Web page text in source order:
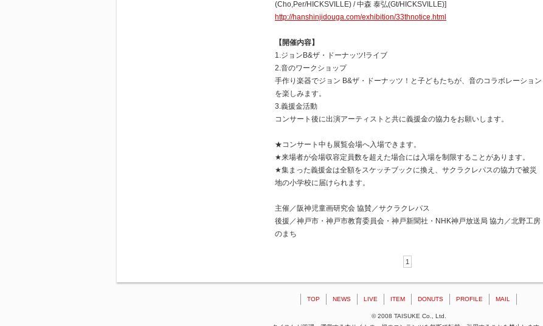
(Cho,Per/HICKSVILLE) / 中森 泰弘(Gt/HICKSVILLE)]
http://hanshinjidouga.com/exhibition/33thnotice.html
【開催内容】
1.ジョンB&ザ・ドーナッツ!ライブ
2.音のワークショップ
手作り楽器でジョン B&ザ・ドーナッツ！と子どもたちが、音のコラボレーション
を楽しみます。
3.義援金活動
コンサート後に出演アーティストと共に義援金の協力をお願いします。
★コンサート中も展覧会場へ入場できます。
★来場者が会場収容定員数を超えた場合には入場を制限することがあります。
★集まった義援金は全額をスケッチブックに換え、サクラクレパスの協力で被災
地の小学校に届けられます。
主催／阪神児童画研究会 協賛／サクラクレパス
後援／神戸市・神戸市教育委員会・神戸新聞社・NHK神戸放送局 協力／北野工房
のまち
1
TOP NEWS LIVE ITEM DONUTS PROFILE MAIL
© 2008 TAISUKE Co., Ltd.